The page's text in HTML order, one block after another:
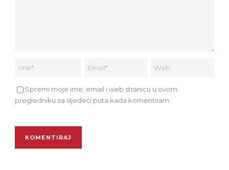
Spremi moje ime, email i web stranicu u ovom
pregledniku za sljedeći puta kada komentiram.